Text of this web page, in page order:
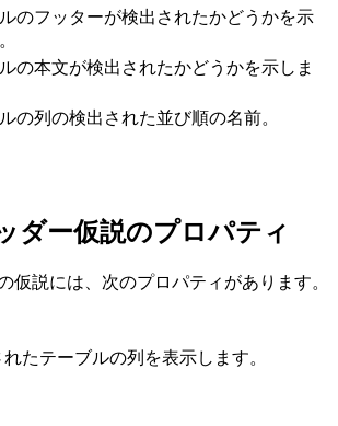
のフッターが検出されたかどうかを示
の本文が検出されたかどうかを示しま
の列の検出された並び順の名前。
ダー仮説のプロパティ
仮説には、次のプロパティがあります。
たテーブルの列を表示します。